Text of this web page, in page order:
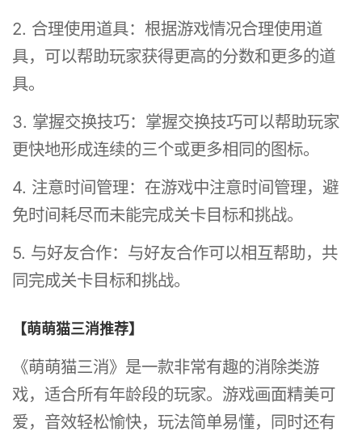
2. 合理使用道具：根据游戏情况合理使用道
具，可以帮助玩家获得更高的分数和更多的道
具。
3. 掌握交换技巧：掌握交换技巧可以帮助玩家
更快地形成连续的三个或更多相同的图标。
4. 注意时间管理：在游戏中注意时间管理，避
免时间耗尽而未能完成关卡目标和挑战。
5. 与好友合作：与好友合作可以相互帮助，共
同完成关卡目标和挑战。
【萌萌猫三消推荐】
《萌萌猫三消》是一款非常有趣的消除类游
戏，适合所有年龄段的玩家。游戏画面精美可
爱，音效轻松愉快，玩法简单易懂，同时还有